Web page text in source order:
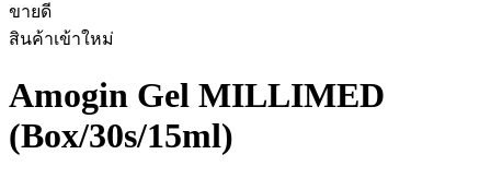
ขายดี
สินค้าเข้าใหม่
Amogin Gel MILLIMED
(Box/30s/15ml)